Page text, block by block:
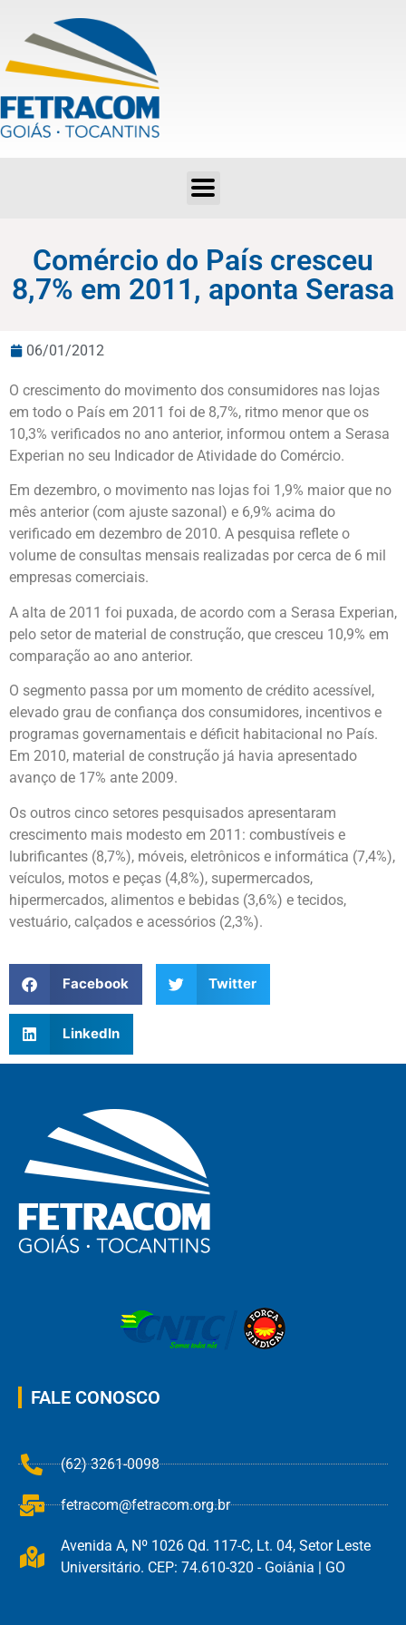
Comércio do País cresceu
8,7% em 2011, aponta Serasa
06/01/2012
O crescimento do movimento dos consumidores nas lojas
em todo o País em 2011 foi de 8,7%, ritmo menor que os
10,3% verificados no ano anterior, informou ontem a Serasa
Experian no seu Indicador de Atividade do Comércio.
Em dezembro, o movimento nas lojas foi 1,9% maior que no
mês anterior (com ajuste sazonal) e 6,9% acima do
verificado em dezembro de 2010. A pesquisa reflete o
volume de consultas mensais realizadas por cerca de 6 mil
empresas comerciais.
A alta de 2011 foi puxada, de acordo com a Serasa Experian,
pelo setor de material de construção, que cresceu 10,9% em
comparação ao ano anterior.
O segmento passa por um momento de crédito acessível,
elevado grau de confiança dos consumidores, incentivos e
programas governamentais e déficit habitacional no País.
Em 2010, material de construção já havia apresentado
avanço de 17% ante 2009.
Os outros cinco setores pesquisados apresentaram
crescimento mais modesto em 2011: combustíveis e
lubrificantes (8,7%), móveis, eletrônicos e informática (7,4%),
veículos, motos e peças (4,8%), supermercados,
hipermercados, alimentos e bebidas (3,6%) e tecidos,
vestuário, calçados e acessórios (2,3%).
Facebook Twitter
LinkedIn
FALE CONOSCO
(62) 3261-0098
fetracom@fetracom.org.br
Avenida A, Nº 1026 Qd. 117-C, Lt. 04, Setor Leste
Universitário. CEP: 74.610-320 - Goiânia | GO